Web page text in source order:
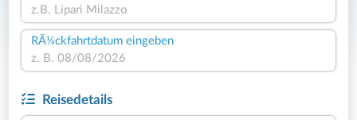
RÃ¼ckfahrtdatum eingeben
Reisedetails